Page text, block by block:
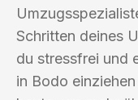
Schritten deines
du stressfrei und
in Bodo